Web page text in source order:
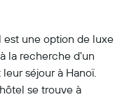
est une option de luxe
la recherche d'un
séjour à Hanoï.
se trouve à